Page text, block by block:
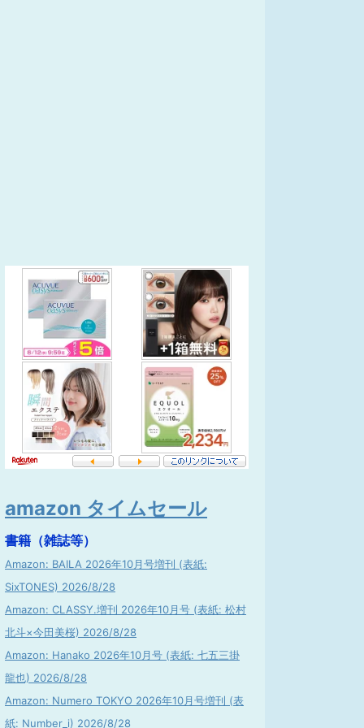
amazon タイムセール
書籍（雑誌等）
Amazon: BAILA 2026年10月号増刊 (表紙:
SixTONES) 2026/8/28
Amazon: CLASSY.増刊 2026年10月号 (表紙: 松村
北斗×今田美桜) 2026/8/28
Amazon: Hanako 2026年10月号 (表紙: 七五三掛
龍也) 2026/8/28
Amazon: Numero TOKYO 2026年10月号増刊 (表
紙: Number_i) 2026/8/28